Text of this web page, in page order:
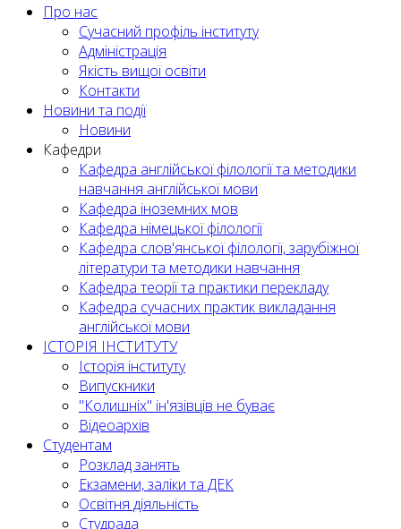
Про нас
Сучасний профіль інституту
Адміністрація
Якість вищої освіти
Контакти
Новини та події
Новини
Кафедри
Кафедра англійської філології та методики
навчання англійської мови
Кафедра іноземних мов
Кафедра німецької філології
Кафедра слов'янської філології, зарубіжної
літератури та методики навчання
Кафедра теорії та практики перекладу
Кафедра сучасних практик викладання
англійської мови
ІСТОРІЯ ІНСТИТУТУ
Історія інституту
Випускники
"Колишніх" ін'язівців не буває
Відеоархів
Студентам
Розклад занять
Екзамени, заліки та ДЕК
Освітня діяльність
Студрада